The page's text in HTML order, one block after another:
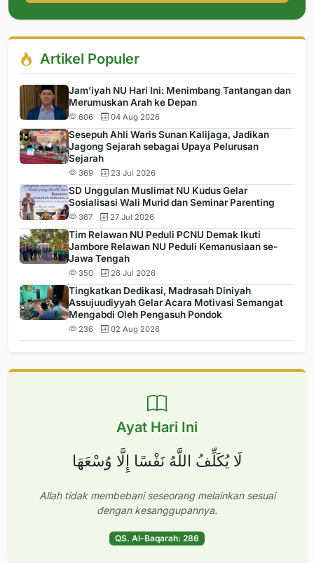
Artikel Populer
Jam’iyah NU Hari Ini: Menimbang Tantangan dan
Merumuskan Arah ke Depan
606 04 Aug 2026
Sesepuh Ahli Waris Sunan Kalijaga, Jadikan
Jagong Sejarah sebagai Upaya Pelurusan
Sejarah
369 23 Jul 2026
SD Unggulan Muslimat NU Kudus Gelar
Sosialisasi Wali Murid dan Seminar Parenting
367 27 Jul 2026
Tim Relawan NU Peduli PCNU Demak Ikuti
Jambore Relawan NU Peduli Kemanusiaan se-
Jawa Tengah
350 26 Jul 2026
Tingkatkan Dedikasi, Madrasah Diniyah
Assujuudiyyah Gelar Acara Motivasi Semangat
Mengabdi Oleh Pengasuh Pondok
236 02 Aug 2026
Ayat Hari Ini
لَا يُكَلِّفُ اللَّهُ نَفْسًا إِلَّا وُسْعَهَا
Allah tidak membebani seseorang melainkan sesuai
dengan kesanggupannya.
QS. Al-Baqarah: 286